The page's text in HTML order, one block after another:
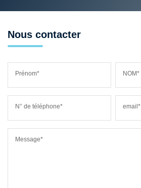
Nous contacter
Prénom* NOM*
N° de téléphone* email*
Message*